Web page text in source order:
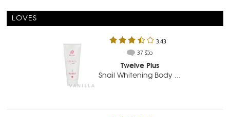
LOVES
3.43
37 รีวิว
Twelve Plus
Snail Whitening Body ...